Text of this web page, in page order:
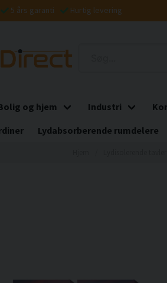
5 års garanti Hurtig levering
og hjem Industri
Lydabsorberende rumdelere